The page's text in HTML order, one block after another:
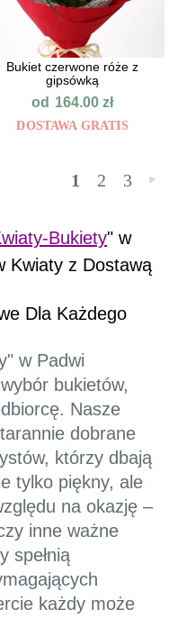
Bukiet czerwone róże z
gipsówką
od 164.00zł
DOSTAWA GRATIS
1 2 3 »
Bukiety" w
Kwiaty z Dostawą
Dla Każdego
w Padwi
bukietów,
Nasze
dobrane
którzy dbają
tylko piękny, ale
na okazję –
inne ważne
spełnią
każdy może